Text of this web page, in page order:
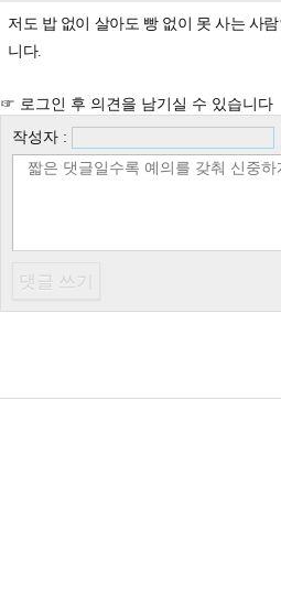
저도 밥 없이 살아도 빵 없이 못 사는 사
니다.
☞ 로그인 후 의견을 남기실 수 있습니다
작성자 :